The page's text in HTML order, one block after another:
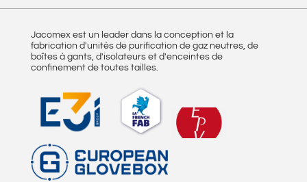
Jacomex est un leader dans la conception et la
fabrication d'unités de purification de gaz neutres, de
boîtes à gants, d'isolateurs et d'enceintes de
confinement de toutes tailles.